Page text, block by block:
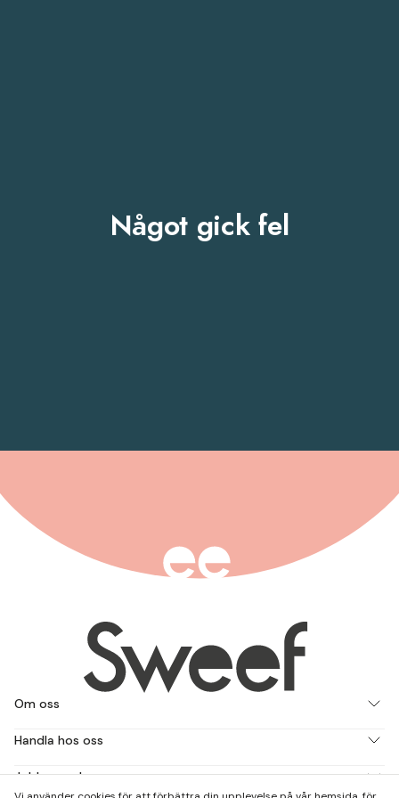
Något gick fel
Om oss
Handla hos oss
Jobba med oss